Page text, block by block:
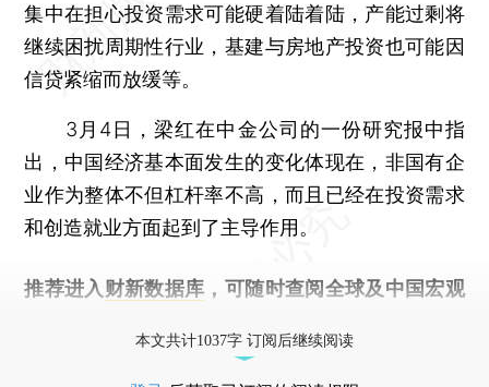
集中在担心投资需求可能硬着陆着陆，产能过剩将
继续困扰周期性行业，基建与房地产投资也可能因
信贷紧缩而放缓等。
3月4日，梁红在中金公司的一份研究报中指
出，中国经济基本面发生的变化体现在，非国有企
业作为整体不但杠杆率不高，而且已经在投资需求
和创造就业方面起到了主导作用。
推荐进入 财新数据库 ，可随时查阅全球及中国宏观
本文共计1037字 订阅后继续阅读